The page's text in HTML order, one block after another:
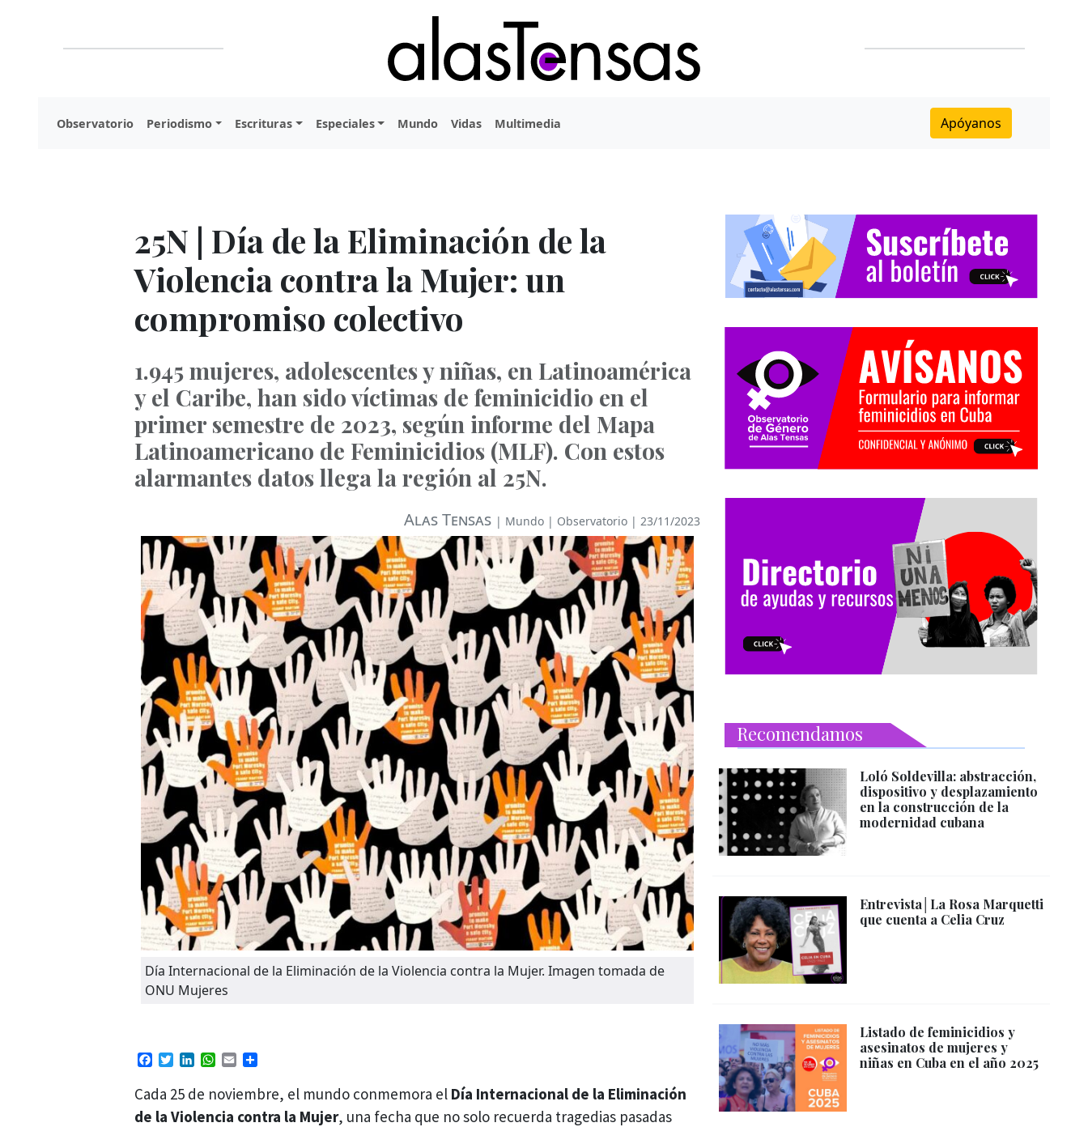
Observatorio Periodismo Escrituras Especiales Mundo Vidas Multimedia Apóyanos
25N | Día de la Eliminación de la
Violencia contra la Mujer: un
compromiso colectivo
1.945 mujeres, adolescentes y niñas, en Latinoamérica
y el Caribe, han sido víctimas de feminicidio en el
primer semestre de 2023, según informe del Mapa
Latinoamericano de Feminicidios (MLF). Con estos
alarmantes datos llega la región al 25N.
Alas Tensas | Mundo | Observatorio | 23/11/2023
Día Internacional de la Eliminación de la Violencia contra la Mujer. Imagen tomada de
ONU Mujeres
Facebook
TwitterLinkedIn
WhatsApp
Email
Cada 25 de noviembre, el mundo conmemora el Día Internacional de la Eliminación
de la Violencia contra la Mujer, una fecha que no solo recuerda tragedias pasadas
Recomendamos
Loló Soldevilla: abstracción,
dispositivo y desplazamiento
en la construcción de la
modernidad cubana
Entrevista│La Rosa Marquetti
que cuenta a Celia Cruz
Listado de feminicidios y
asesinatos de mujeres y
niñas en Cuba en el año 2025